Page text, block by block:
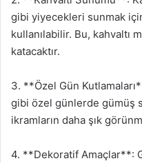
gibi yiyecekleri sunmak
kullanılabilir. Bu, kahvaltı
katacaktır.
3. **Özel Gün
gibi özel günlerde gümüş
ikramların daha şık
4. **Dekoratif Amaçlar**: